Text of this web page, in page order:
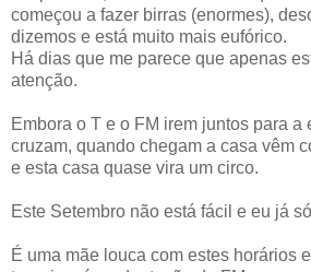
começou a fazer birras (enormes),
dizemos e está muito mais eufórico.
Há dias que me parece que apenas
atenção.
Embora o T e o FM irem juntos para
cruzam, quando chegam a casa vêm
e esta casa quase vira um circo.
Este Setembro não está fácil e eu já
É uma mãe louca com estes horários